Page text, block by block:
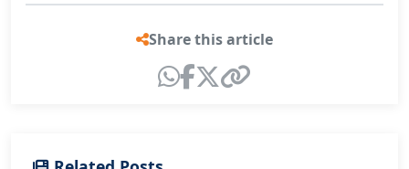
Share this article